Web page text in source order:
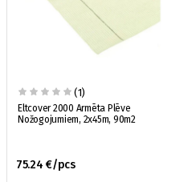
(1)
Eltcover 2000 Armēta Plēve
Nožogojumiem, 2x45m, 90m2
75.24 €/pcs